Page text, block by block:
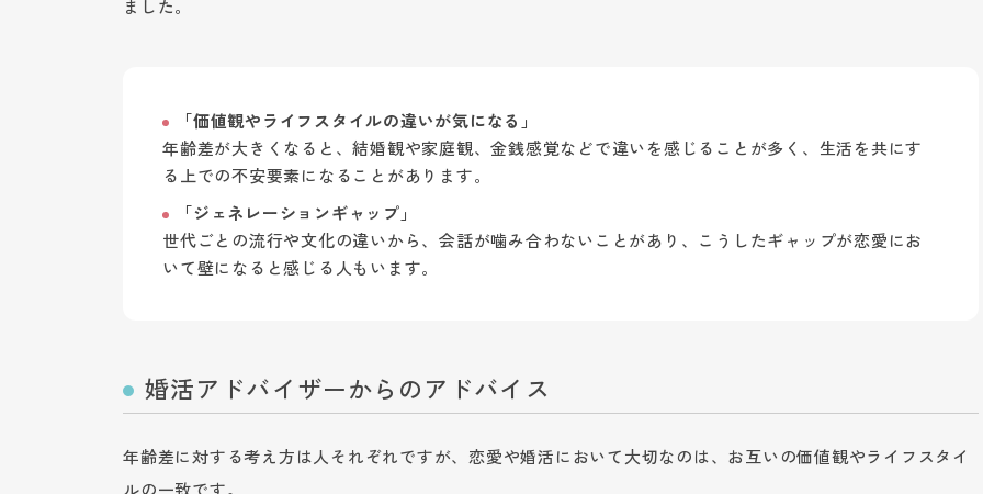
ました。
「価値観やライフスタイルの違いが気になる」
年齢差が大きくなると、結婚観や家庭観、金銭感覚などで違いを感じることが多く、生活を共にす
る上での不安要素になることがあります。
「ジェネレーションギャップ」
世代ごとの流行や文化の違いから、会話が噛み合わないことがあり、こうしたギャップが恋愛にお
いて壁になると感じる人もいます。
婚活アドバイザーからのアドバイス
年齢差に対する考え方は人それぞれですが、恋愛や婚活において大切なのは、お互いの価値観やライフスタイ
ルの一致です。